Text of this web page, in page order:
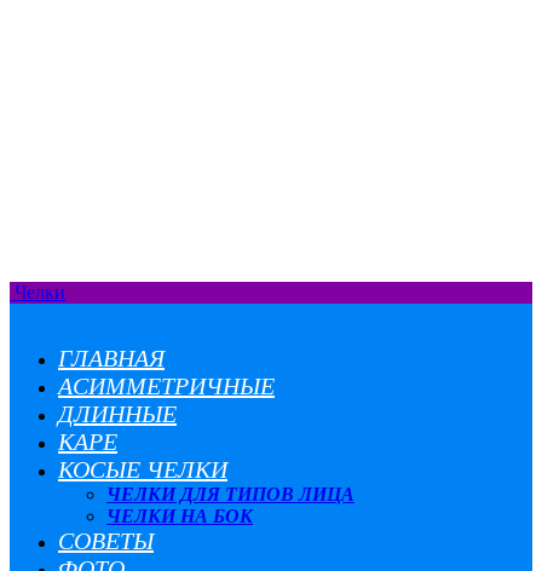
Челки
ГЛАВНАЯ
АСИММЕТРИЧНЫЕ
ДЛИННЫЕ
КАРЕ
КОСЫЕ ЧЕЛКИ
ЧЕЛКИ ДЛЯ ТИПОВ ЛИЦА
ЧЕЛКИ НА БОК
СОВЕТЫ